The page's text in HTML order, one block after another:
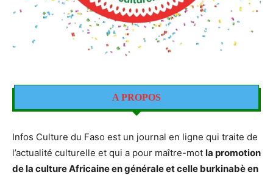
A PROPOS
Infos Culture du Faso est un journal en ligne qui traite de
l’actualité culturelle et qui a pour maître-mot la promotion
de la culture Africaine en générale et celle burkinabè en